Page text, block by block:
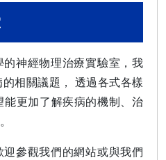
神經物理治療實驗室，我
相關議題， 透過各式各樣
更加了解疾病的機制、治
參觀我們的網站或與我們